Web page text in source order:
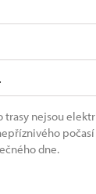
trasy nejsou
dne.